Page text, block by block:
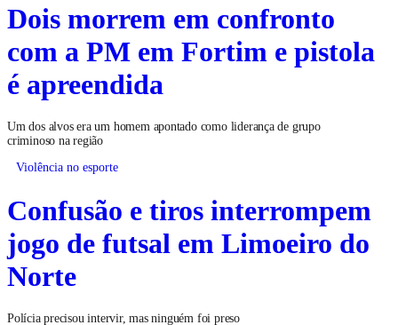
Dois morrem em confronto
com a PM em Fortim e pistola
é apreendida
Um dos alvos era um homem apontado como liderança de grupo
criminoso na região
Violência no esporte
Confusão e tiros interrompem
jogo de futsal em Limoeiro do
Norte
Polícia precisou intervir, mas ninguém foi preso